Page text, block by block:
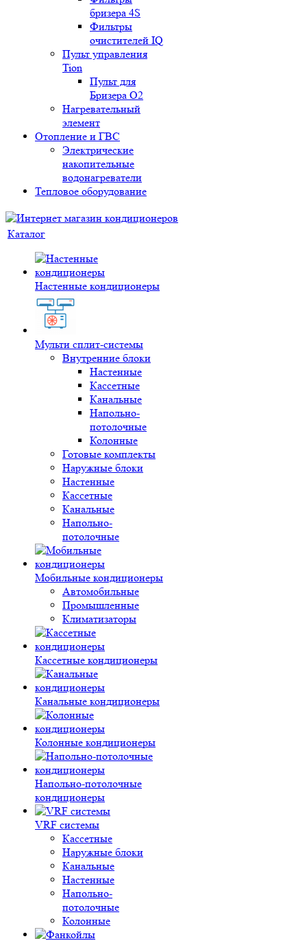
бризера 4S
Фильтры
очистителей IQ
Пульт управления
Tion
Пульт для
Бризера O2
Нагревательный
элемент
Отопление и ГВС
Электрические
накопительные
водонагреватели
Тепловое оборудование
Каталог
Настенные кондиционеры
Мульти сплит-системы
Внутренние блоки
Настенные
Кассетные
Канальные
Напольно-
потолочные
Колонные
Готовые комплекты
Наружные блоки
Настенные
Кассетные
Канальные
Напольно-
потолочные
Мобильные кондиционеры
Автомобильные
Промышленные
Климатизаторы
Кассетные кондиционеры
Канальные кондиционеры
Колонные кондиционеры
Напольно-потолочные
кондиционеры
VRF системы
Кассетные
Наружные блоки
Канальные
Настенные
Напольно-
потолочные
Колонные